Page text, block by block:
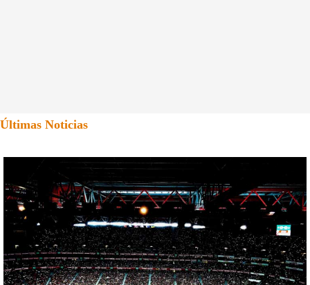
Últimas Noticias